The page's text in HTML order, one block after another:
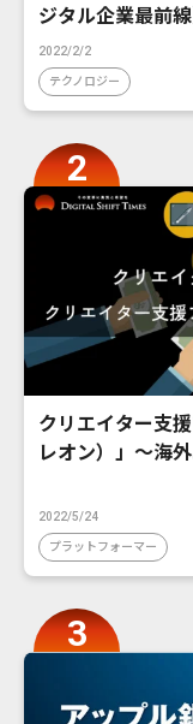
ジタル企業最前線
2022/2/2
テクノロジー
クリエイター支
レオン）」〜海
2022/5/24
プラットフォーマー